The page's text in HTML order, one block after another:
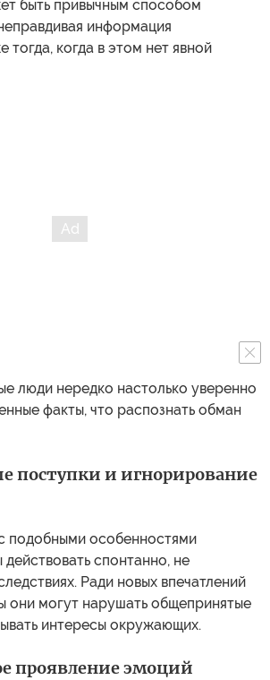
быть привычным способом
информация
тогда, когда в этом нет явной
люди нередко настолько уверенно
факты, что распознать обман
поступки и игнорирование
подобными особенностями
спонтанно, не
Ради новых впечатлений
они могут нарушать общепринятые
интересы окружающих.
проявление эмоций